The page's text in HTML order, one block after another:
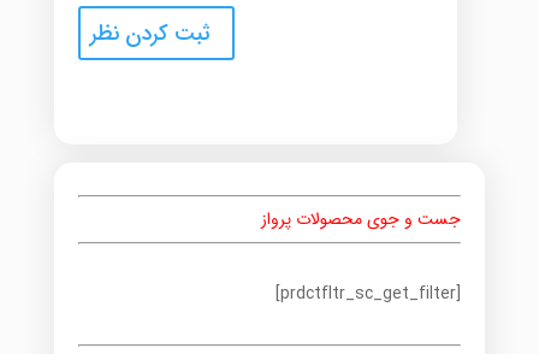
جست و جوی محصولات پرواز
[prdctfltr_sc_get_filter]